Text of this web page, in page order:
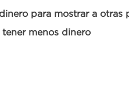
para mostrar a otras
menos dinero